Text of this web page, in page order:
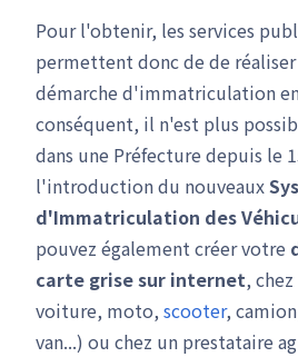
Pour l'obtenir, les services
permettent donc de de
démarche d'immatriculation
conséquent, il n'est plus
dans une Préfecture depuis le
l'introduction du nouveaux
d'Immatriculation des
pouvez également créer votre
carte grisesur internet,
voiture, moto, scooter,
van...) ou chez un prestataire